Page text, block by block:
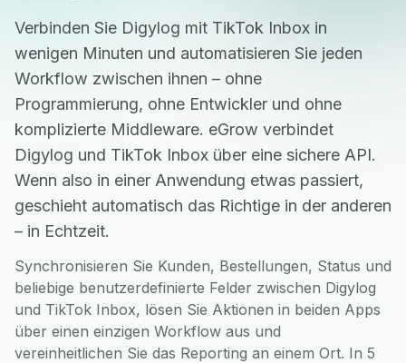
Verbinden Sie Digylog mit TikTok Inbox in
wenigen Minuten und automatisieren Sie jeden
Workflow zwischen ihnen – ohne
Programmierung, ohne Entwickler und ohne
komplizierte Middleware. eGrow verbindet
Digylog und TikTok Inbox über eine sichere API.
Wenn also in einer Anwendung etwas passiert,
geschieht automatisch das Richtige in der anderen
– in Echtzeit.
Synchronisieren Sie Kunden, Bestellungen, Status und
beliebige benutzerdefinierte Felder zwischen Digylog
und TikTok Inbox, lösen Sie Aktionen in beiden Apps
über einen einzigen Workflow aus und
vereinheitlichen Sie das Reporting an einem Ort. In 5